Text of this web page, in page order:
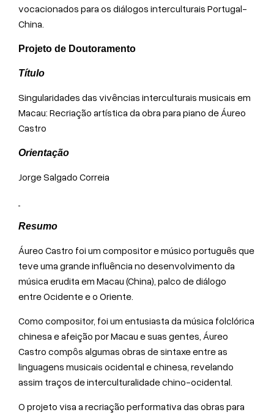
vocacionados para os diálogos interculturais Portugal-
China.
Projeto de Doutoramento
Título
Singularidades das vivências interculturais musicais em
Macau: Recriação artística da obra para piano de Áureo
Castro
Orientação
Jorge Salgado Correia
Resumo
Áureo Castro foi um compositor e músico português que
teve uma grande influência no desenvolvimento da
música erudita em Macau (China), palco de diálogo
entre Ocidente e o Oriente.
Como compositor, foi um entusiasta da música folclórica
chinesa e afeição por Macau e suas gentes, Áureo
Castro compôs algumas obras de sintaxe entre as
linguagens musicais ocidental e chinesa, revelando
assim traços de interculturalidade chino-ocidental.
O projeto visa a recriação performativa das obras para